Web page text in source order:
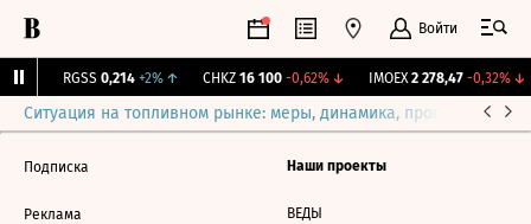
Войти
RGSS 0,214 +2%↑ CHKZ 16 100 -0,62%↓ IMOEX 2 278,47 -0,32%↓
Ситуация на топливном рынке: меры, динамика, прогнозы
Подписка
Реклама
Наши проекты
ВЕДЫ